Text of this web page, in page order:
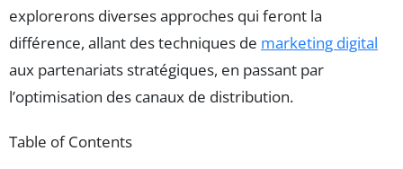
explorerons diverses approches qui feront la
différence, allant des techniques de marketing digital
aux partenariats stratégiques, en passant par
l’optimisation des canaux de distribution.
Table of Contents